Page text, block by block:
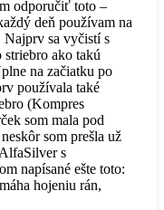
odporučiť toto –
deň používam na
Najprv sa vyčistí s
striebro ako takú
na začiatku po
používala také
(Kompres
som mala pod
som prešla už
s
napísané ešte toto:
hojeniu rán,